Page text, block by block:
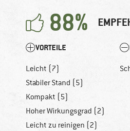
88%
VORTEILE
Leicht (7)
Stabiler Stand (5)
Kompakt (5)
Hoher Wirkungsgrad (2)
Leicht zu reinigen (2)